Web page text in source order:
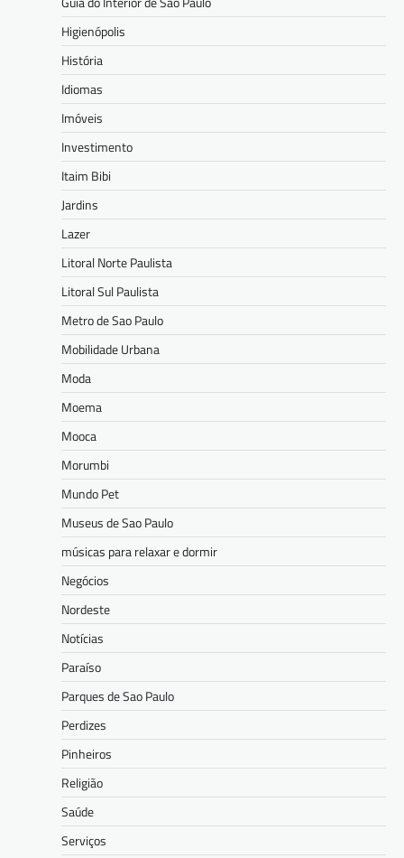
Higienópolis
História
Idiomas
Imóveis
Investimento
Itaim Bibi
Jardins
Lazer
Litoral Norte Paulista
Litoral Sul Paulista
Metro de Sao Paulo
Mobilidade Urbana
Moda
Moema
Mooca
Morumbi
Mundo Pet
Museus de Sao Paulo
músicas para relaxar e dormir
Negócios
Nordeste
Notícias
Paraíso
Parques de Sao Paulo
Perdizes
Pinheiros
Religião
Saúde
Serviços